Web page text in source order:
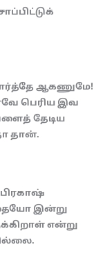
ஆகணுமே!
பெரிய இவ
தேடிய
தான்.
இன்று
என்று